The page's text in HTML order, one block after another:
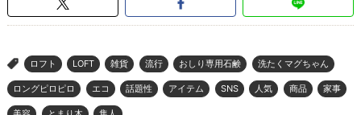
> ロフト LOFT 雑貨 流行 おしり専用石鹸 洗たくマグちゃん
ロングピロピロ エコ 話題性 アイテム SNS 人気 商品 家事